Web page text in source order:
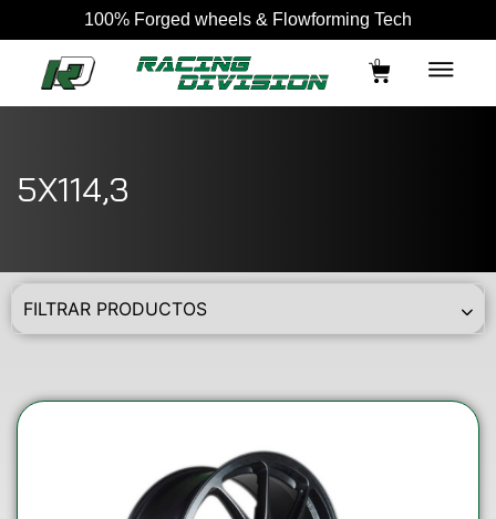
100% Forged wheels & Flowforming Tech
0
5X114,3
FILTRAR PRODUCTOS